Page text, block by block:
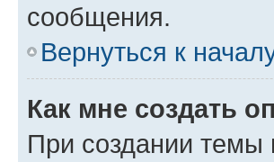
сообщения.
Вернуться к
Как мне создать
При создании темы